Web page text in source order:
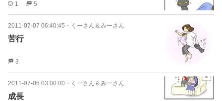
1 5
2011-07-07 06:40:45 ・ くーさん＆みーさん
苦行
3
2011-07-05 03:00:00 ・ くーさん＆みーさん
成長